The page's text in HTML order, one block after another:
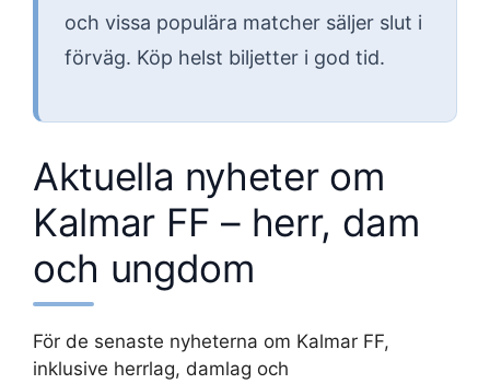
och vissa populära matcher säljer slut i
förväg. Köp helst biljetter i god tid.
Aktuella nyheter om
Kalmar FF – herr, dam
och ungdom
För de senaste nyheterna om Kalmar FF,
inklusive herrlag, damlag och